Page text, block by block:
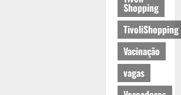
Shopping
TivoliShopping
Vacinação
vagas